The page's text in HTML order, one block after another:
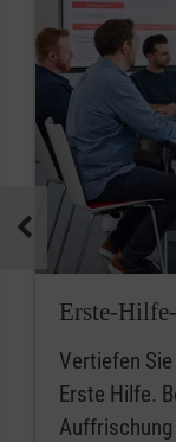
Erste-
Vertiefen
Erste Hilfe.
Auffrischung